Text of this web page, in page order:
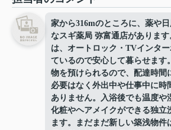
家から316mのところに、薬や
なスギ薬局 弥富通店がありま
は、オートロック・TVインタ
ているので安心して暮らせます
物を預けられるので、配達時間
必要はなく外出中や仕事中に時
ありません。入浴後でも温度や
化粧やヘアメイクができる独立
ます。まだまだ新しい築浅物件